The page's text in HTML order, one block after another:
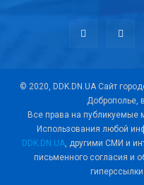
© 2020, DDK.DN.UA Сайт
Доброполье,
Все права на публикуемые
Использования любой
DDK.DN.UA, другими СМИ и
письменного согласия и